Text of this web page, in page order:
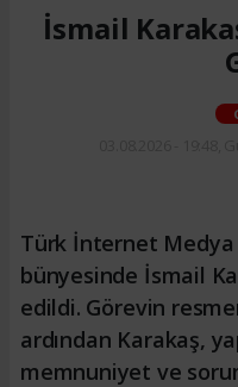
İsmail
Türk İnternet Medya
bünyesinde İsmail
edildi. Görevin
ardından Karakaş,
memnuniyet ve